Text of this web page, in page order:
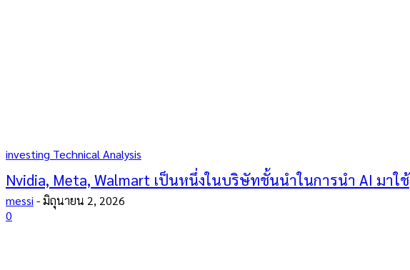
investing Technical Analysis
Nvidia, Meta, Walmart เป็นหนึ่งในบริษัทชั้นนำในการนำ AI มาใช้
messi -มิถุนายน 2, 2026
0